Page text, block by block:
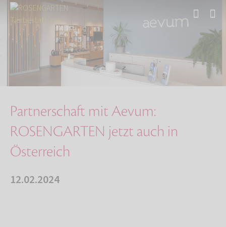
Start Über uns
Aktuelles
Partnerschaft mit Aevum: ROSENGARTEN jetzt au…
Partnerschaft mit Aevum:
ROSENGARTEN jetzt auch in
Österreich
12.02.2024